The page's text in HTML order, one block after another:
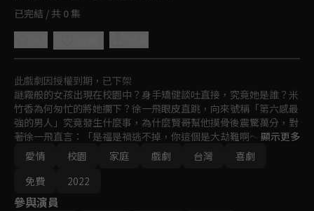
已完結 / 共 0 集
此戲劇因授權到期，已下架
謎霧般的女孩出現在校園中？身手矯健談吐直接，究竟她是誰？米
竹香為何匆忙的將她攔下？徐一飛眼皮直跳，向來號稱「第六感最
強的男人」究竟發生什麼事，為什麼賢哥幫他摸骨後震驚萬分，對
著徐一飛直言：「是福是禍逃不掉，你這個是大劫難啊～」，究竟
賢哥指的「大劫難」又是否與這個女孩有關呢？而她究竟又會帶給
徐一飛與高三乙班什麼樣的火花呢...
顯示更多
愛情
校園 家庭 戲劇 台灣
喜劇
免費
2022
參與演員